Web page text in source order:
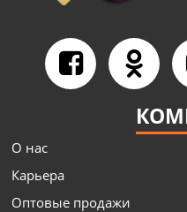
О нас
Карьера
Оптовые продажи